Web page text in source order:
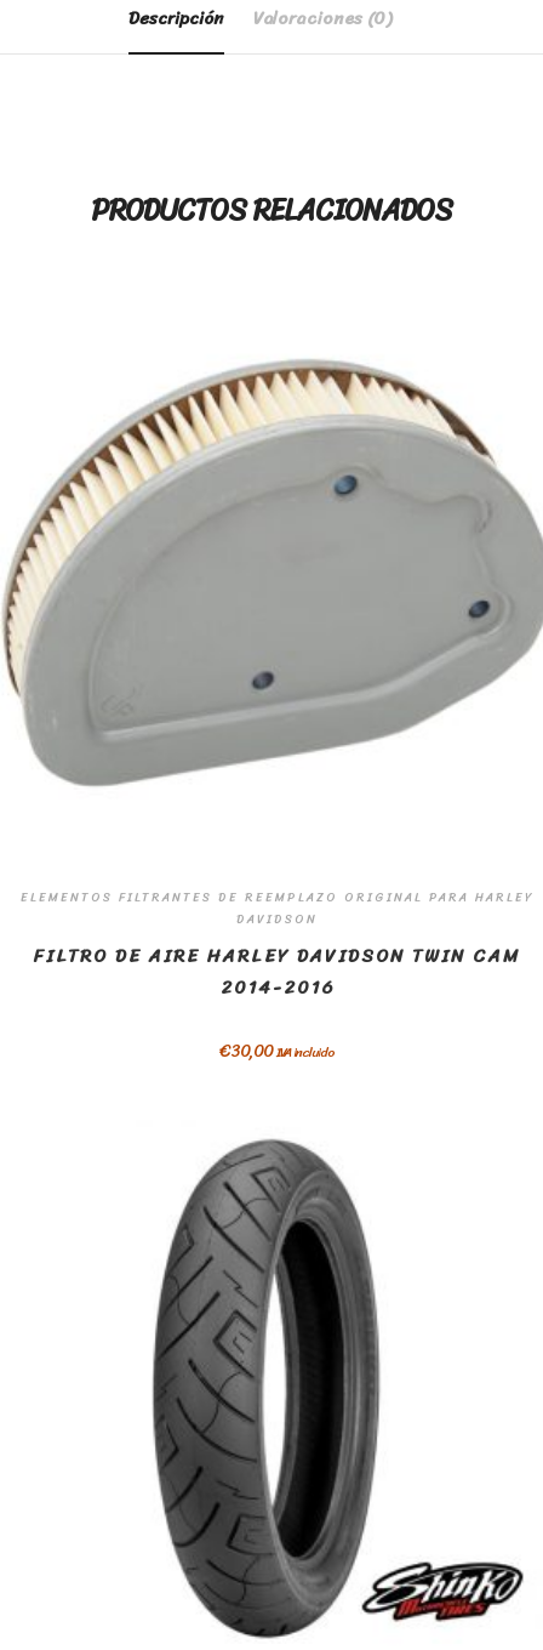
Descripción Valoraciones (0)
PRODUCTOS RELACIONADOS
ELEMENTOS FILTRANTES DE REEMPLAZO ORIGINAL PARA HARLEY
DAVIDSON
FILTRO DE AIRE HARLEY DAVIDSON TWIN CAM
2014-2016
€30,00IVA incluido